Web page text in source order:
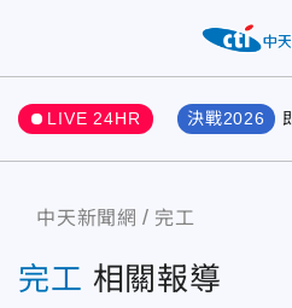
LIVE 24HR 決戰2026
中天新聞網 完工
完工 相關報導